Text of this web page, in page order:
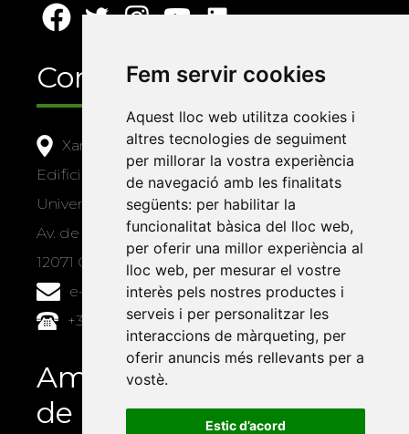
Fem servir cookies
Aquest lloc web utilitza cookies i
altres tecnologies de seguiment
per millorar la vostra experiència
de navegació amb les finalitats
següents: per habilitar la
funcionalitat bàsica del lloc web,
per oferir una millor experiència al
lloc web, per mesurar el vostre
interès pels nostres productes i
serveis i per personalitzar les
interaccions de màrqueting, per
oferir anuncis més rellevants per a
vostè.
Estic d’acord
Contacte
Xarxa Vives d'Universitats
Edifici Àgora
Universitat Jaume I, local 10
Av. de Vicent Sos Baynat, s/n
12071 Castelló de la Plana
e-buc@vives.org
+34 964 72 89 93
Amb el suport
de